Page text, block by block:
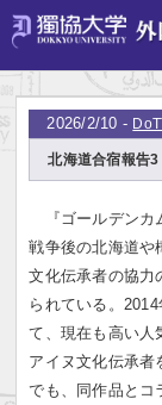
2026/2/10 -
北海道合宿報告3
『ゴールデンカ
戦争後の北海道や
文化伝承者の協力
られている。
て、現在も高い人
アイヌ文化伝承者
でも、同作品とコ